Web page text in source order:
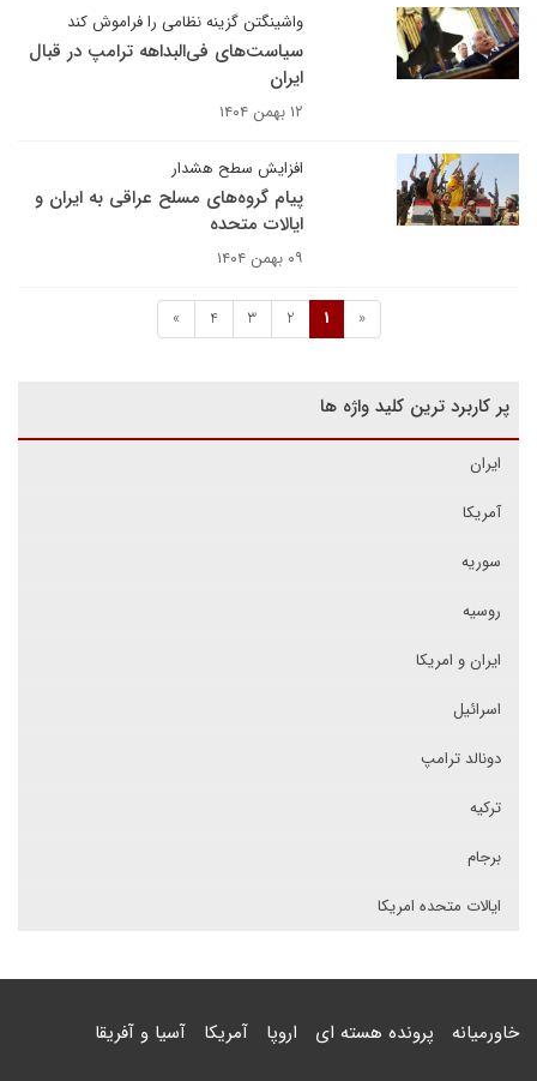
واشینگتن گزینه نظامی را فراموش کند
سیاست‌های فی‌البداهه ترامپ در قبال
ایران
۱۲ بهمن ۱۴۰۴
افزایش سطح هشدار
پیام گروه‌های مسلح عراقی به ایران و
ایالات متحده
۰۹ بهمن ۱۴۰۴
«
1
2
3
4
»
پر کاربرد ترین کلید واژه ها
ایران
آمریکا
سوریه
روسیه
ایران و امریکا
اسرائیل
دونالد ترامپ
ترکیه
برجام
ایالات متحده امریکا
خاورمیانه پرونده هسته ای اروپا آمریکا آسیا و آفریقا